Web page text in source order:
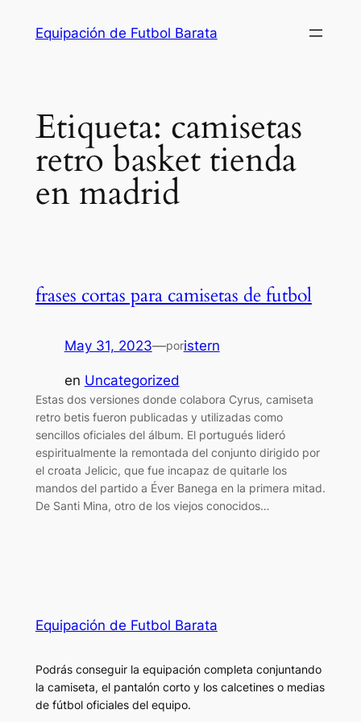
Equipación de Futbol Barata
Etiqueta: camisetas
retro basket tienda
en madrid
frases cortas para camisetas de futbol
May 31, 2023—poristern
en Uncategorized
Estas dos versiones donde colabora Cyrus, camiseta
retro betis fueron publicadas y utilizadas como
sencillos oficiales del álbum. El portugués lideró
espiritualmente la remontada del conjunto dirigido por
el croata Jelicic, que fue incapaz de quitarle los
mandos del partido a Éver Banega en la primera mitad.
De Santi Mina, otro de los viejos conocidos…
Equipación de Futbol Barata
Podrás conseguir la equipación completa conjuntando
la camiseta, el pantalón corto y los calcetines o medias
de fútbol oficiales del equipo.